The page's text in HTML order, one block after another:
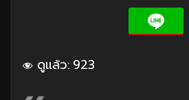
ดูแล้ว: 923